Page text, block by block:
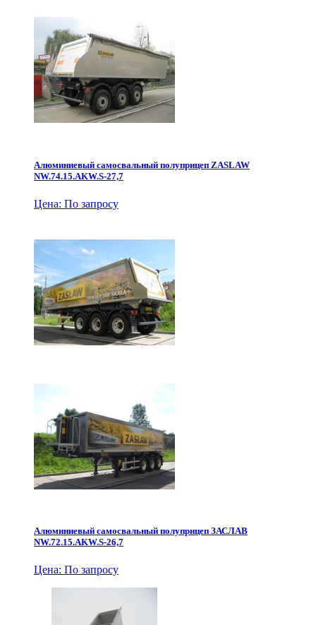
Алюминиевый самосвальный полуприцеп ZASLAW
NW.74.15.AKW.S-27,7
Цена: По запросу
Алюминиевый самосвальный полуприцеп ЗАСЛАВ
NW.72.15.AKW.S-26,7
Цена: По запросу